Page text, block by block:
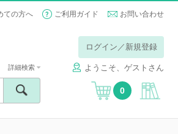
ての方へ ご利用ガイド お問い合わせ
ログイン／新規登録
ようこそ、ゲストさん
詳細検索
0